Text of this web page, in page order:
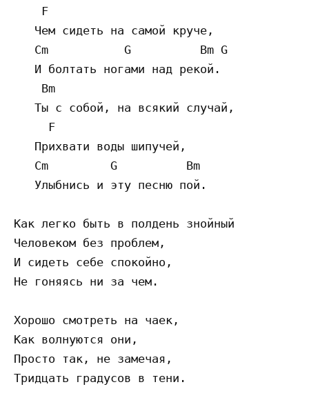
    F
   Чем сидеть на самой круче,
   Cm           G          Bm G
   И болтать ногами над рекой.
    Bm
   Ты с собой, на всякий случай,
     F
   Прихвати воды шипучей,
   Cm         G          Bm
   Улыбнись и эту песню пой.
Как легко быть в полдень знойный
Человеком без проблем,
И сидеть себе спокойно,
Не гоняясь ни за чем.
Хорошо смотреть на чаек,
Как волнуются они,
Просто так, не замечая,
Тридцать градусов в тени.